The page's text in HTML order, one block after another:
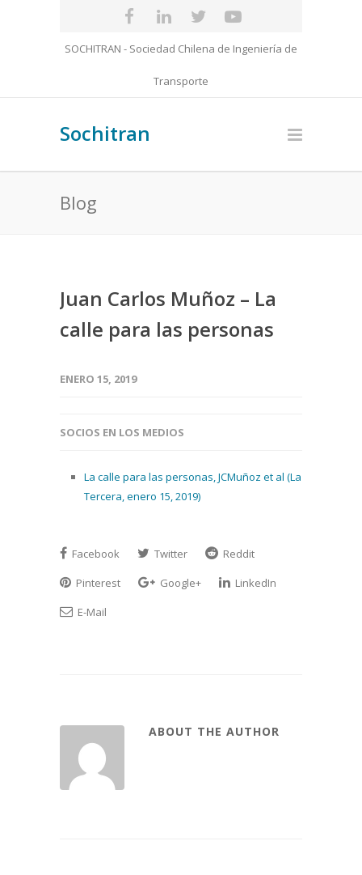
SOCHITRAN - Sociedad Chilena de Ingeniería de
Transporte
Sochitran
Blog
Juan Carlos Muñoz – La
calle para las personas
ENERO 15, 2019
SOCIOS EN LOS MEDIOS
La calle para las personas, JCMuñoz et al (La
Tercera, enero 15, 2019)
Facebook Twitter
Reddit
Pinterest
Google+
LinkedIn
E-Mail
ABOUT THE AUTHOR